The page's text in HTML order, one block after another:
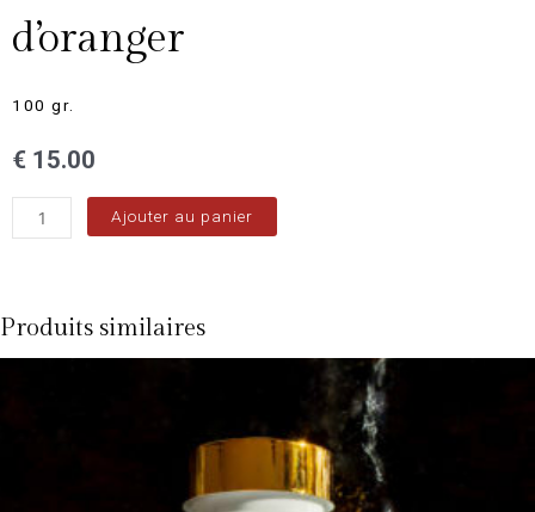
d’oranger
100 gr.
€ 15.00
Ajouter au panier
Produits similaires